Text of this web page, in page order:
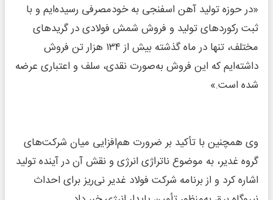
«در حوزه تولید آهن اسفنجی به خودمصرفی رسیده‌ایم و با
ثبت رکوردهای تولید و فروش شمش فولادی در گریدهای
مختلف، تنها در ماه گذشته بیش از ۱۳۴ هزار تن فروش
داشته‌ایم که این فروش به‌صورت نقدی، سلف و اعتباری عرضه
شده است.»
وی همچنین با تأکید بر ضرورت هم‌افزایی میان شرکت‌های
گروه غدیر، به موضوع ناتراژی انرژی و نقش آن در آینده تولید
اشاره کرد و از برنامه شرکت فولاد غدیر نی‌ریز برای احداث